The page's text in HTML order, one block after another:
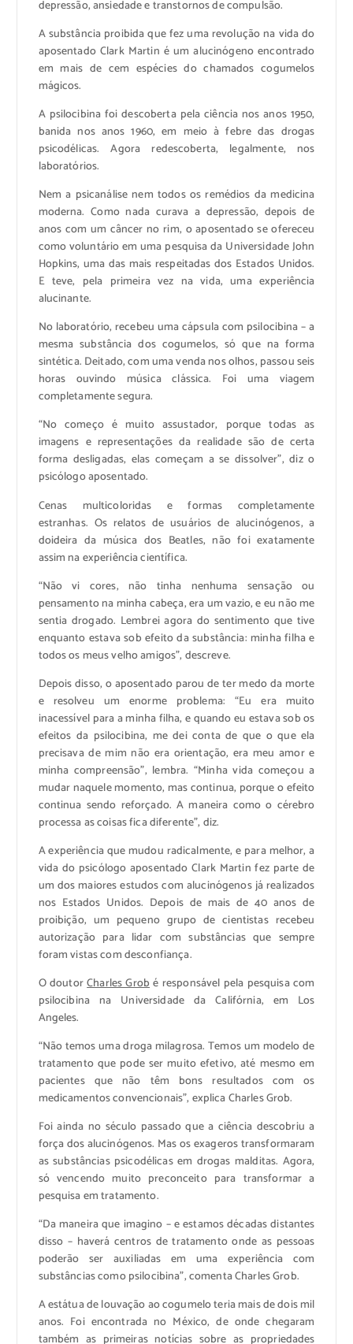
depressão, ansiedade e transtornos de compulsão.
A substância proibida que fez uma revolução na vida do
aposentado Clark Martin é um alucinógeno encontrado
em mais de cem espécies do chamados cogumelos
mágicos.
A psilocibina foi descoberta pela ciência nos anos 1950,
banida nos anos 1960, em meio à febre das drogas
psicodélicas. Agora redescoberta, legalmente, nos
laboratórios.
Nem a psicanálise nem todos os remédios da medicina
moderna. Como nada curava a depressão, depois de
anos com um câncer no rim, o aposentado se ofereceu
como voluntário em uma pesquisa da Universidade John
Hopkins, uma das mais respeitadas dos Estados Unidos.
E teve, pela primeira vez na vida, uma experiência
alucinante.
No laboratório, recebeu uma cápsula com psilocibina – a
mesma substância dos cogumelos, só que na forma
sintética. Deitado, com uma venda nos olhos, passou seis
horas ouvindo música clássica. Foi uma viagem
completamente segura.
“No começo é muito assustador, porque todas as
imagens e representações da realidade são de certa
forma desligadas, elas começam a se dissolver”, diz o
psicólogo aposentado.
Cenas multicoloridas e formas completamente
estranhas. Os relatos de usuários de alucinógenos, a
doideira da música dos Beatles, não foi exatamente
assim na experiência científica.
“Não vi cores, não tinha nenhuma sensação ou
pensamento na minha cabeça, era um vazio, e eu não me
sentia drogado. Lembrei agora do sentimento que tive
enquanto estava sob efeito da substância: minha filha e
todos os meus velho amigos”, descreve.
Depois disso, o aposentado parou de ter medo da morte
e resolveu um enorme problema: “Eu era muito
inacessível para a minha filha, e quando eu estava sob os
efeitos da psilocibina, me dei conta de que o que ela
precisava de mim não era orientação, era meu amor e
minha compreensão”, lembra. “Minha vida começou a
mudar naquele momento, mas continua, porque o efeito
continua sendo reforçado. A maneira como o cérebro
processa as coisas fica diferente”, diz.
A experiência que mudou radicalmente, e para melhor, a
vida do psicólogo aposentado Clark Martin fez parte de
um dos maiores estudos com alucinógenos já realizados
nos Estados Unidos. Depois de mais de 40 anos de
proibição, um pequeno grupo de cientistas recebeu
autorização para lidar com substâncias que sempre
foram vistas com desconfiança.
O doutorCharles Grobé responsável pela pesquisa com
psilocibina na Universidade da Califórnia, em Los
Angeles.
“Não temos uma droga milagrosa. Temos um modelo de
tratamento que pode ser muito efetivo, até mesmo em
pacientes que não têm bons resultados com os
medicamentos convencionais”, explica Charles Grob.
Foi ainda no século passado que a ciência descobriu a
força dos alucinógenos. Mas os exageros transformaram
as substâncias psicodélicas em drogas malditas. Agora,
só vencendo muito preconceito para transformar a
pesquisa em tratamento.
“Da maneira que imagino – e estamos décadas distantes
disso – haverá centros de tratamento onde as pessoas
poderão ser auxiliadas em uma experiência com
substâncias como psilocibina”, comenta Charles Grob.
A estátua de louvação ao cogumelo teria mais de dois mil
anos. Foi encontrada no México, de onde chegaram
também as primeiras notícias sobre as propriedades